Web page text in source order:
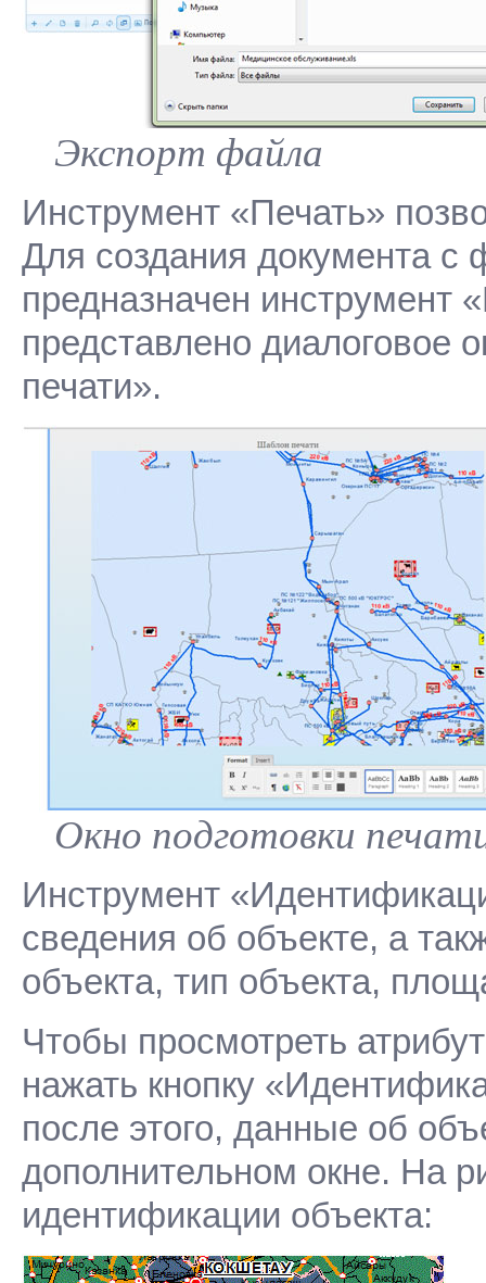
Экспорт файла
Инструмент «Печать»
Для создания документа с
предназначен
представлено диалоговое
печати».
Окно подготовки
Инструмент
сведения об объекте, а
объекта, тип объекта,
Чтобы просмотреть
нажать кнопку
после этого, данные об
дополнительном окне. На
идентификации объекта: